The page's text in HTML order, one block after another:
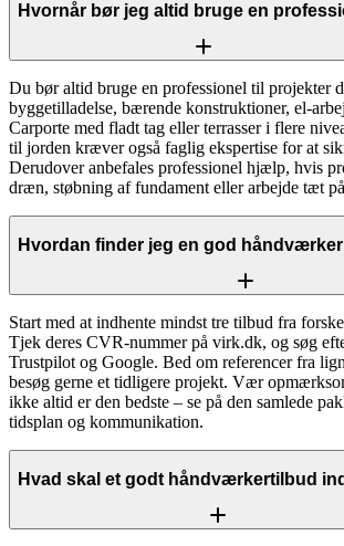
Hvornår bør jeg altid bruge en
Du bør altid bruge en professionel til projekter
byggetilladelse, bærende konstruktioner, el-
Carporte med fladt tag eller terrasser i flere
til jorden kræver også faglig ekspertise for at
Derudover anbefales professionel hjælp, hvis
dræn, støbning af fundament eller arbejde tæt
Hvordan finder jeg en god
Start med at indhente mindst tre tilbud fra
Tjek deres CVR-nummer på virk.dk, og søg
Trustpilot og Google. Bed om referencer fra
besøg gerne et tidligere projekt. Vær
ikke altid er den bedste – se på den samlede
tidsplan og kommunikation.
Hvad skal et godt håndværkertilbud